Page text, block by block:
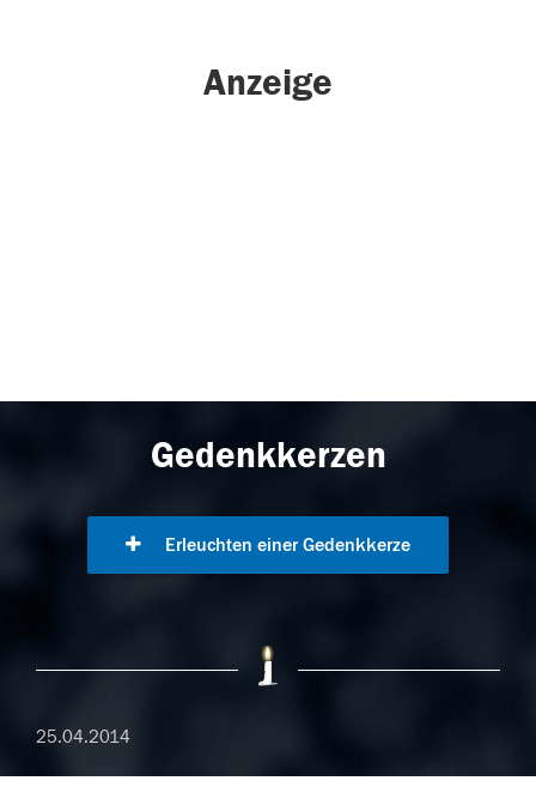
Anzeige
Gedenkkerzen
Erleuchten einer Gedenkkerze
25.04.2014